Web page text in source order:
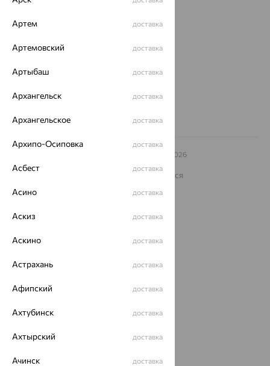
ул. Зегеля, 27/2
еще 3
8 (800) 250-02-30
– 2026
Архив акций
На информационном ресурсе применяются
Политика конфеденциальности
Артем доставка
Артемовский доставка
Артыбаш доставка
Архангельск доставка
Архангельское доставка
Архипо-Осиповка доставка
Асбест доставка
Асино доставка
Аскиз доставка
Аскино доставка
Астрахань доставка
Афипский доставка
Ахтубинск доставка
Ахтырский доставка
Ачинск доставка